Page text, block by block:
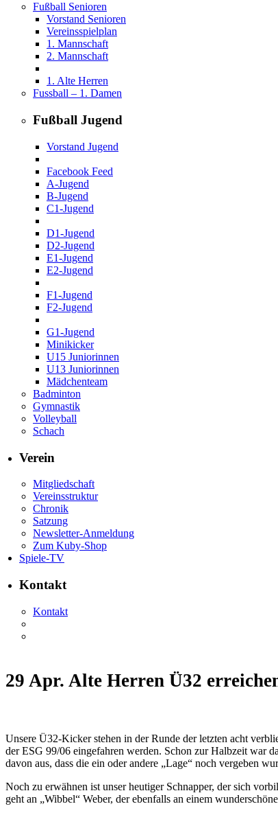
Fußball Senioren
Vorstand Senioren
Vereinsspielplan
1. Mannschaft
2. Mannschaft
1. Alte Herren
Fussball – 1. Damen
Fußball Jugend
Vorstand Jugend
Facebook Feed
A-Jugend
B-Jugend
C1-Jugend
D1-Jugend
D2-Jugend
E1-Jugend
E2-Jugend
F1-Jugend
F2-Jugend
G1-Jugend
Minikicker
U15 Juniorinnen
U13 Juniorinnen
Mädchenteam
Badminton
Gymnastik
Volleyball
Schach
Verein
Mitgliedschaft
Vereinsstruktur
Chronik
Satzung
Newsletter-Anmeldung
Zum Kuby-Shop
Spiele-TV
Kontakt
Kontakt
29 Apr. Alte Herren Ü32
Unsere Ü32-Kicker stehen in der Runde der letzten acht
der ESG 99/06 eingefahren werden. Schon zur Halbzeit war
davon aus, dass die ein oder andere „Lage“ noch vergeben
Noch zu erwähnen ist unser heutiger Schnapper, der sich
geht an „Wibbel“ Weber, der ebenfalls an einem